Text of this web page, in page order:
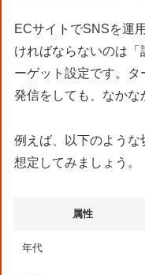
ECサイトでSNSを運
ければならないのは
ーゲット設定です。
発信をしても、なかな
例えば、以下のような
想定してみましょう。
属性
年代